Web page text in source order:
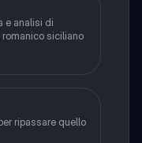
e analisi di
siciliano
ripassare quello